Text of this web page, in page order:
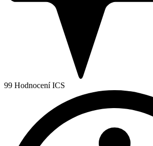
99 Hodnocení ICS